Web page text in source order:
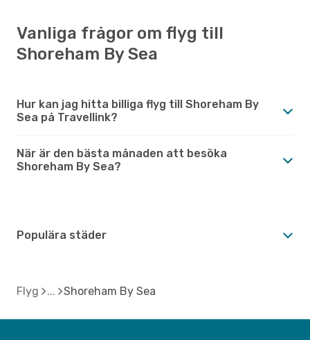
Vanliga frågor om flyg till
Shoreham By Sea
Hur kan jag hitta billiga flyg till Shoreham By
Sea på Travellink?
När är den bästa månaden att besöka
Shoreham By Sea?
Populära städer
Flyg Shoreham By Sea